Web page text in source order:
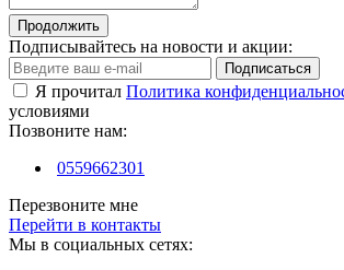
Продолжить
Подписывайтесь на новости и акции:
Подписаться
Я прочитал Политика
условиями
Позвоните нам:
0559662301
Перезвоните мне
Перейти в контакты
Мы в социальных сетях: